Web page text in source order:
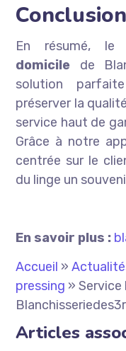
Conclusion
En résumé, le
domicile de
solution
préserver la
service haut de
Grâce à notre
centrée sur le
du linge un
En savoir plus :
Accueil »
pressing »Service
Articles